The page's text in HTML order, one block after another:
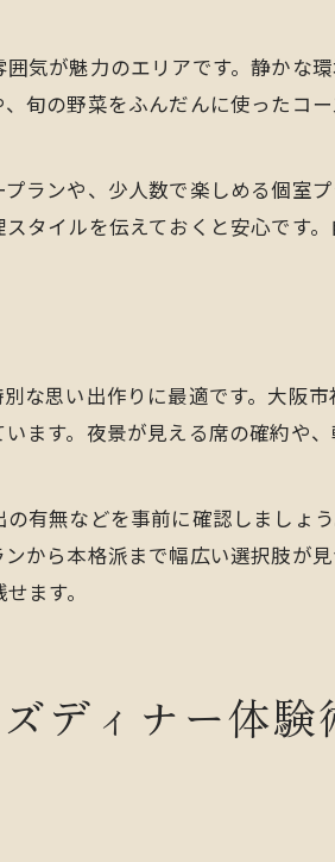
大阪クルーズの比較ポイント紹介
を満喫する大阪クルーズの裏技集
のおすすめクルーズディナープラン
気が魅力のエリアです。静かな
旬の野菜をふんだんに使ったコ
ランや、少人数で楽しめる個室
タイルを伝えておくと安心です
な思い出作りに最適です。大阪
ます。夜景が見える席の確約や
有無などを事前に確認しましょ
から本格派まで幅広い選択肢が
ます。
ディナー体験